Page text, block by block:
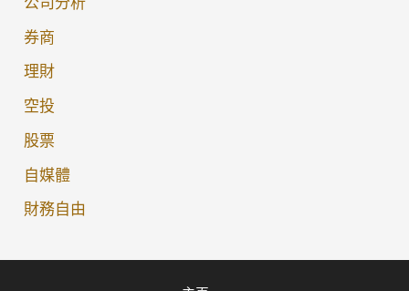
國
債」
的
風
險
神
券商
理財
空投
股票
自媒體
財務自由